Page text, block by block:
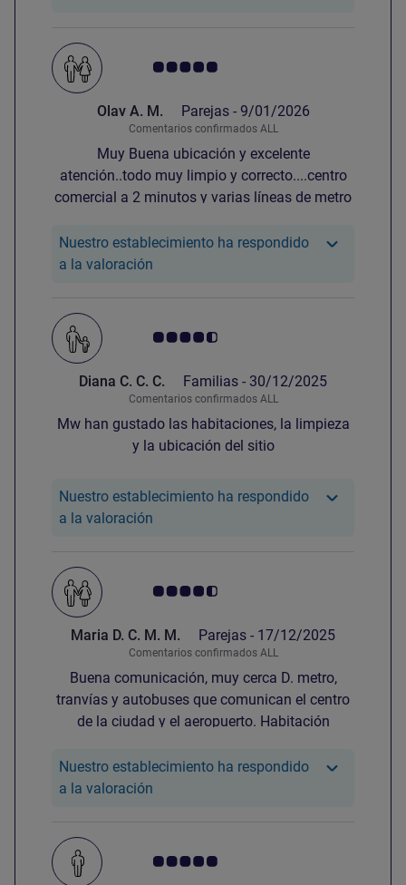
Nota de clientes de Avis 5.0/5
Olav A. M. Parejas - 9/01/2026
Comentarios confirmados ALL
Muy Buena ubicación y excelente
atención..todo muy limpio y correcto....centro
comercial a 2 minutos y varias líneas de metro
aeropuerto....💕🙏
Nuestro establecimiento ha respondido
a la valoración
Nota de clientes de Avis 4.5/5
Diana C. C. C. Familias - 30/12/2025
Comentarios confirmados ALL
Mw han gustado las habitaciones, la limpieza
y la ubicación del sitio
Nuestro establecimiento ha respondido
a la valoración
Nota de clientes de Avis 4.5/5
Maria D. C. M. M. Parejas - 17/12/2025
Comentarios confirmados ALL
Buena comunicación, muy cerca D. metro,
tranvías y autobuses que comunican el centro
de la ciudad y el aeropuerto. Habitación
escucha nada D. pasillo ni de otras
habitaciones. Desayuno muy variado. Una
Nuestro establecimiento ha respondido
a la valoración
Nota de clientes de Avis 5.0/5